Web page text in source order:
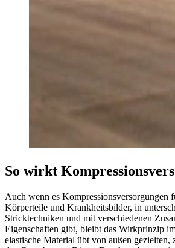
So wirkt
Auch wenn es Kompressionsversorgungen
Körperteile und Krankheitsbilder, in
Stricktechniken und mit verschiedenen
Eigenschaften gibt, bleibt das Wirkprinzip
elastische Material übt von außen